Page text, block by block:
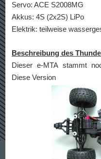
Servo: ACE S2008MG
Akkus: 4S (2x2S) LiPo
Elektrik: teilweise
Beschreibung des
Dieser e-MTA stammt
Diese Version